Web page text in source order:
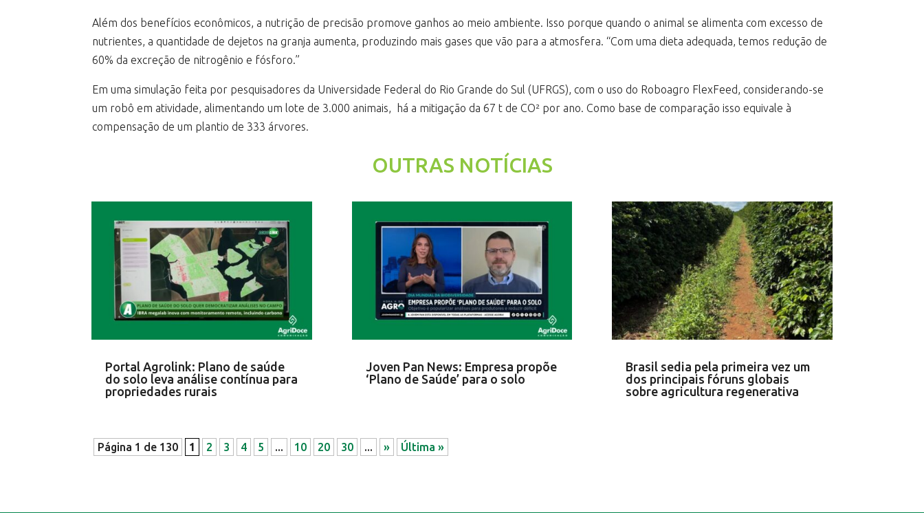
Além dos benefícios econômicos, a nutrição de precisão promove ganhos ao meio ambiente. Isso porque quando o animal se alimenta com excesso de
nutrientes, a quantidade de dejetos na granja aumenta, produzindo mais gases que vão para a atmosfera. “Com uma dieta adequada, temos redução de
60% da excreção de nitrogênio e fósforo.”
Em uma simulação feita por pesquisadores da Universidade Federal do Rio Grande do Sul (UFRGS), com o uso do Roboagro FlexFeed, considerando-se
um robô em atividade, alimentando um lote de 3.000 animais, há a mitigação da 67 t de CO² por ano. Como base de comparação isso equivale à
compensação de um plantio de 333 árvores.
OUTRAS NOTÍCIAS
Portal Agrolink: Plano de saúde
do solo leva análise contínua para
propriedades rurais
Joven Pan News: Empresa propõe
‘Plano de Saúde’ para o solo
Brasil sedia pela primeira vez um
dos principais fóruns globais
sobre agricultura regenerativa
Página 1 de 130 1 2 3 4 5 ... 10 20 30 ... » Última »